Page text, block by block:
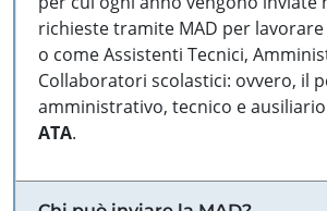
richieste tramite MAD per
o come Assistenti Tecnici,
Collaboratori scolastici: ovvero, il
amministrativo, tecnico e
ATA.